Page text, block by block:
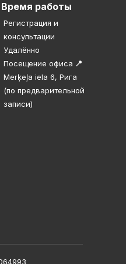
Время работы
Регистрация и
консультации
Удалённо
Посещение офиса 📍
Merķeļa iela 6, Рига
(по предварительной
записи)